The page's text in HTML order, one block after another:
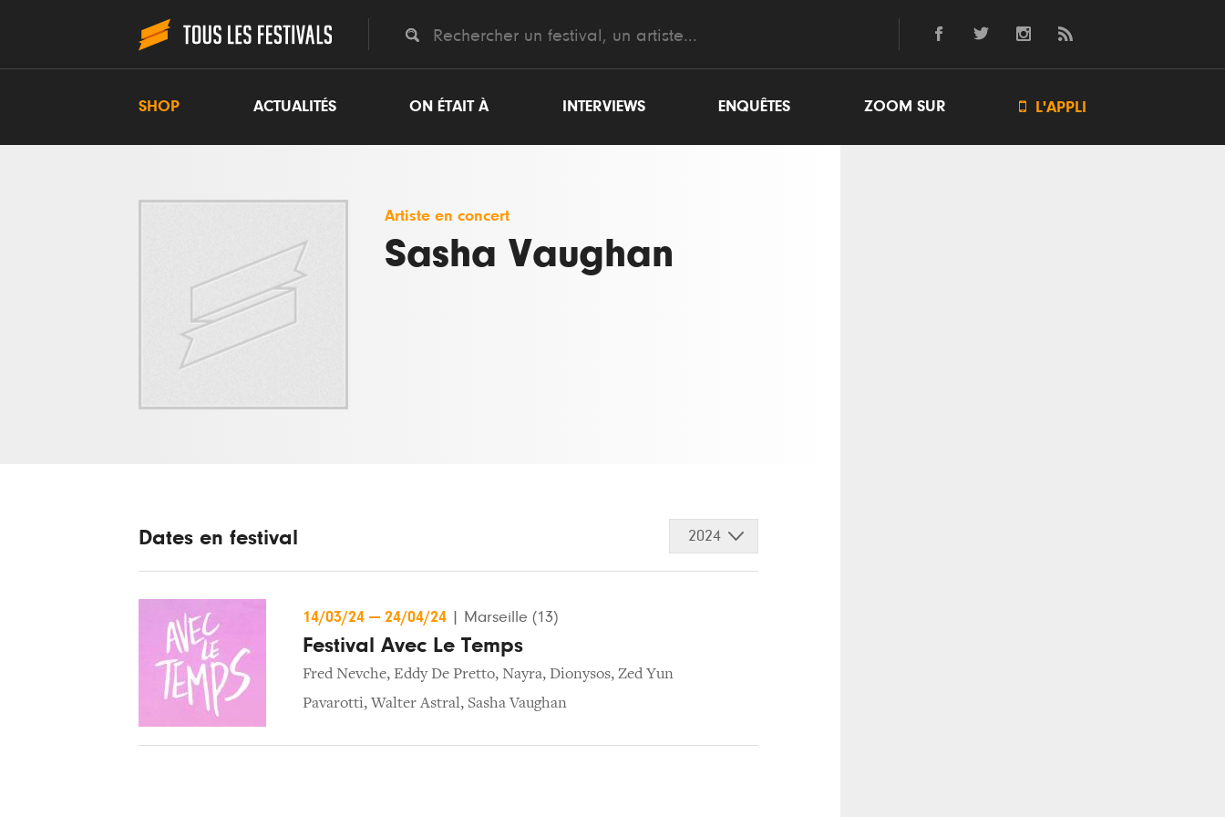
SHOP ACTUALITÉS ON ÉTAIT À INTERVIEWS ENQUÊTES ZOOM SUR  L'APPLI
Artiste en concert
Sasha Vaughan
Dates en festival 2024
14/03/24 — 24/04/24 Marseille (13)
Festival Avec Le Temps
Fred Nevche, Eddy De Pretto, Nayra, Dionysos, Zed Yun
Pavarotti,Walter Astral, Sasha Vaughan